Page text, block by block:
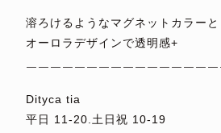
溶ろけるようなマグネットカラーと
オーロラデザインで透明感+
￣￣￣￣￣￣￣￣￣￣￣￣￣￣￣
Dityca tia
平日 11-20.土日祝 10-19